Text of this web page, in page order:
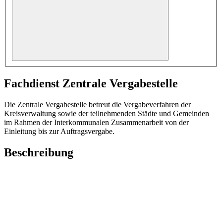
Fachdienst Zentrale Vergabestelle
Die Zentrale Vergabestelle betreut die Vergabeverfahren der
Kreisverwaltung sowie der teilnehmenden Städte und Gemeinden
im Rahmen der Interkommunalen Zusammenarbeit von der
Einleitung bis zur Auftragsvergabe.
Beschreibung